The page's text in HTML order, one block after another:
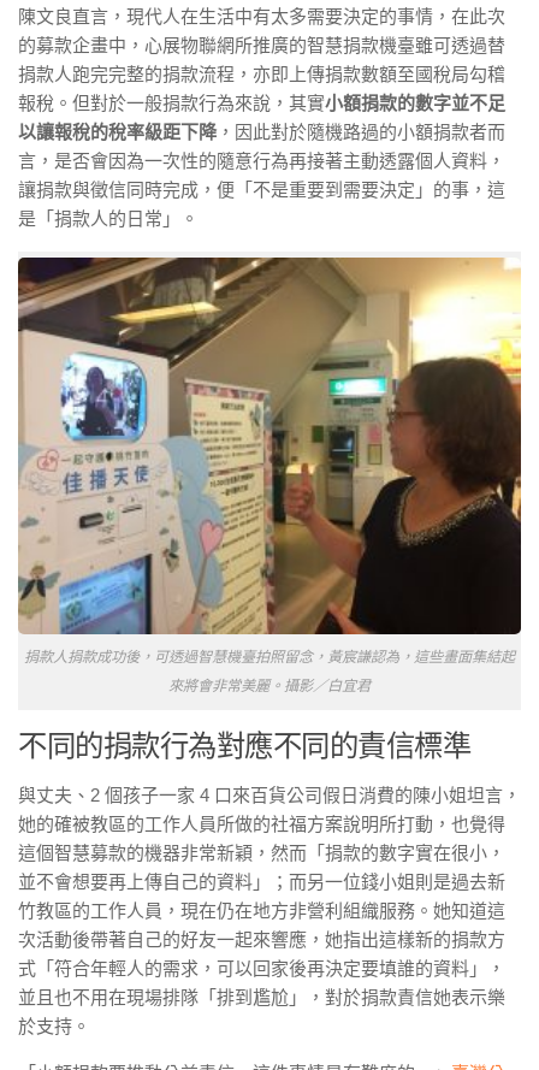
陳文良直言，現代人在生活中有太多需要決定的事情，在此次
的募款企畫中，心展物聯網所推廣的智慧捐款機臺雖可透過替
捐款人跑完完整的捐款流程，亦即上傳捐款數額至國稅局勾稽
報稅。但對於一般捐款行為來說，其實小額捐款的數字並不足
以讓報稅的稅率級距下降 ，因此對於隨機路過的小額捐款者而
言，是否會因為一次性的隨意行為再接著主動透露個人資料，
讓捐款與徵信同時完成，便「不是重要到需要決定」的事，這
是「捐款人的日常」。
捐款人捐款成功後，可透過智慧機臺拍照留念，黃宸謙認為，這些畫面集結起
來將會非常美麗。攝影／白宜君
不同的捐款行為對應不同的責信標準
與丈夫、2 個孩子一家 4 口來百貨公司假日消費的陳小姐坦言，
她的確被教區的工作人員所做的社福方案說明所打動，也覺得
這個智慧募款的機器非常新穎，然而「捐款的數字實在很小，
並不會想要再上傳自己的資料」；而另一位錢小姐則是過去新
竹教區的工作人員，現在仍在地方非營利組織服務。她知道這
次活動後帶著自己的好友一起來響應，她指出這樣新的捐款方
式「符合年輕人的需求，可以回家後再決定要填誰的資料」，
並且也不用在現場排隊「排到尷尬」，對於捐款責信她表示樂
於支持。